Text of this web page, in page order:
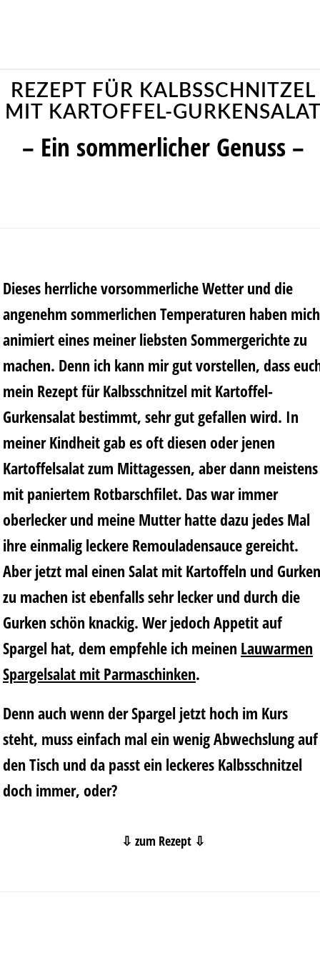
REZEPT FÜR KALBSSCHNITZEL
MIT KARTOFFEL-
– Ein sommerlicher Genuss –
Dieses herrliche vorsommerliche Wetter und die
angenehm sommerlichen Temperaturen haben mich
animiert eines meiner liebsten Sommergerichte zu
machen. Denn ich kann mir gut vorstellen, dass
mein Rezept für Kalbsschnitzel mit Kartoffel-
Gurkensalat bestimmt, sehr gut gefallen wird. In
meiner Kindheit gab es oft diesen oder jenen
Kartoffelsalat zum Mittagessen, aber dann meistens
mit paniertem Rotbarschfilet. Das war immer
oberlecker und meine Mutter hatte dazu jedes Mal
ihre einmalig leckere Remouladensauce gereicht.
Aber jetzt mal einen Salat mit Kartoffeln und Gurken
zu machen ist ebenfalls sehr lecker und durch die
Gurken schön knackig. Wer jedoch Appetit auf
Spargel hat, dem empfehle ich meinen Lauwarmen
Spargelsalat mit Parmaschinken.
Denn auch wenn der Spargel jetzt hoch im Kurs
steht, muss einfach mal ein wenig Abwechslung auf
den Tisch und da passt ein leckeres Kalbsschnitzel
doch immer, oder?
⇩ zum Rezept ⇩